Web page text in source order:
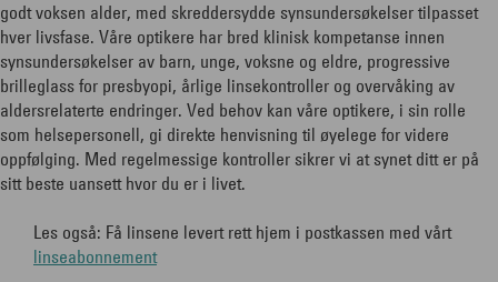
godt voksen alder, med skreddersydde synsundersøkelser tilpasset
hver livsfase. Våre optikere har bred klinisk kompetanse innen
synsundersøkelser av barn, unge, voksne og eldre, progressive
brilleglass for presbyopi, årlige linsekontroller og overvåking av
aldersrelaterte endringer. Ved behov kan våre optikere, i sin rolle
som helsepersonell, gi direkte henvisning til øyelege for videre
oppfølging. Med regelmessige kontroller sikrer vi at synet ditt er på
sitt beste uansett hvor du er i livet.
Les også: Få linsene levert rett hjem i postkassen med vårt
linseabonnement